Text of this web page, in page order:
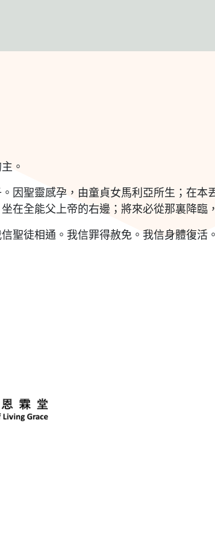
。
因聖靈感孕，由童貞女馬利亞所生；在
在全能父上帝的右邊；將來必從那裏降臨
聖徒相通。我信罪得赦免。我信身體復活